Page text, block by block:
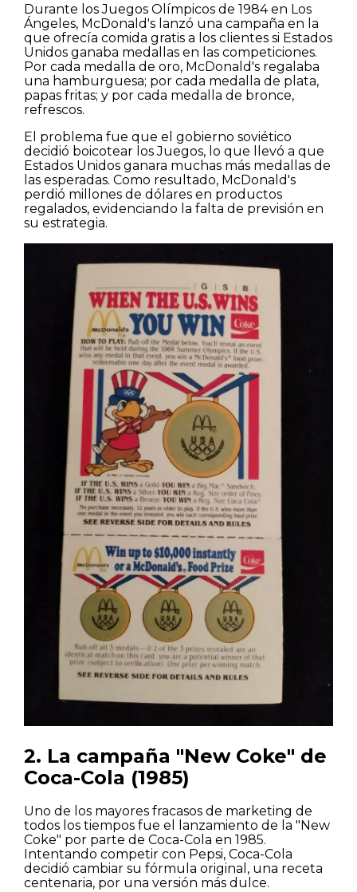
Durante los Juegos Olímpicos de 1984 en Los
Ángeles, McDonald's lanzó una campaña en la
que ofrecía comida gratis a los clientes si Estados
Unidos ganaba medallas en las competiciones.
Por cada medalla de oro, McDonald's regalaba
una hamburguesa; por cada medalla de plata,
papas fritas; y por cada medalla de bronce,
refrescos.
El problema fue que el gobierno soviético
decidió boicotear los Juegos, lo que llevó a que
Estados Unidos ganara muchas más medallas de
las esperadas. Como resultado, McDonald's
perdió millones de dólares en productos
regalados, evidenciando la falta de previsión en
su estrategia.
2. La campaña "New Coke" de
Coca-Cola (1985)
Uno de los mayores fracasos de marketing de
todos los tiempos fue el lanzamiento de la "New
Coke" por parte de Coca-Cola en 1985.
Intentando competir con Pepsi, Coca-Cola
decidió cambiar su fórmula original, una receta
centenaria, por una versión más dulce.